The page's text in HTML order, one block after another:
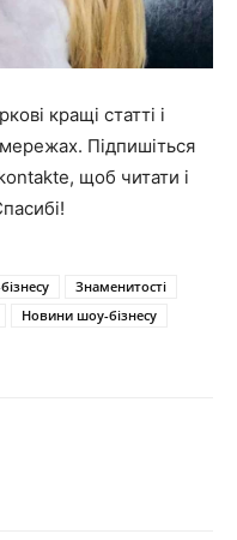
кращі статті і
Підпишіться
, щоб читати і
Знаменитості
Новини шоу-бізнесу